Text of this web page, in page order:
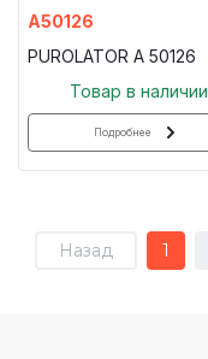
A50126
PUROLATOR A 50126
Товар в наличии
Подробнее
Назад 1